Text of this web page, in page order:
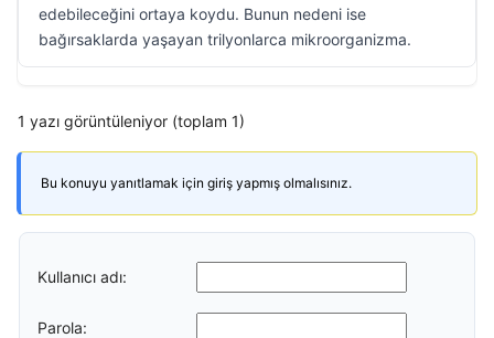
edebileceğini ortaya koydu. Bunun nedeni ise
bağırsaklarda yaşayan trilyonlarca mikroorganizma.
1 yazı görüntüleniyor (toplam 1)
Bu konuyu yanıtlamak için giriş yapmış olmalısınız.
Kullanıcı adı:
Parola: